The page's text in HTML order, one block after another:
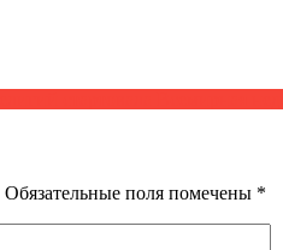
Обязательные поля помечены *